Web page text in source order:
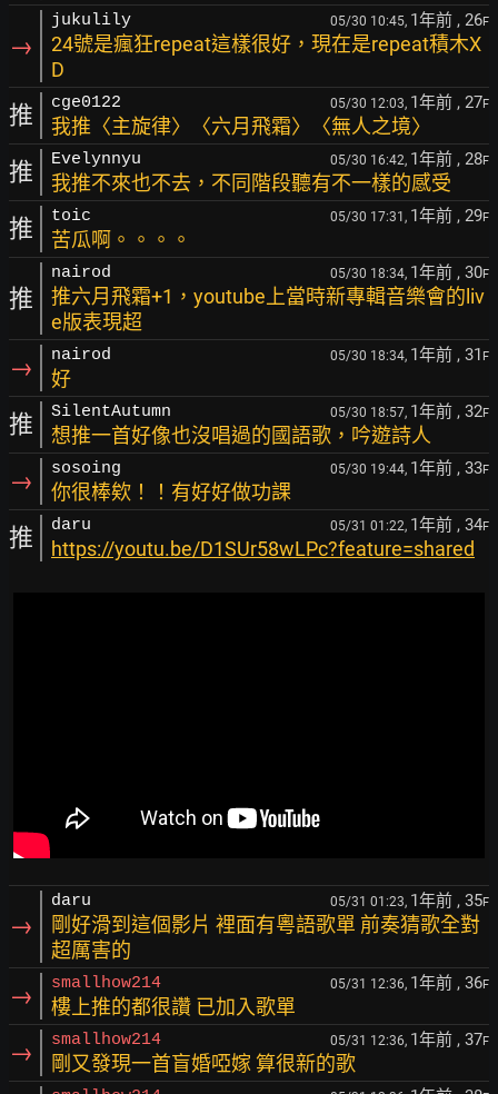
→
jukulily 05/30 10:45, 1年前 , 26F
24號是瘋狂repeat這樣很好，現在是repeat積木X
D
推 cge0122 05/30 12:03, 1年前 , 27F
我推〈主旋律〉〈六月飛霜〉〈無人之境〉
推 Evelynnyu 05/30 16:42, 1年前 , 28F
我推不來也不去，不同階段聽有不一樣的感受
推 toic 05/30 17:31, 1年前 , 29F
苦瓜啊。。。。
推
nairod 05/30 18:34, 1年前 , 30F
推六月飛霜+1，youtube上當時新專輯音樂會的liv
e版表現超
→ nairod 05/30 18:34, 1年前 , 31 F
好
推 SilentAutumn 05/30 18:57, 1年前 , 32F
想推一首好像也沒唱過的國語歌，吟遊詩人
→ sosoing 05/30 19:44, 1年前 , 33F
你很棒欸！！有好好做功課
推 daru 05/31 01:22, 1年前 , 34F
https://youtu.be/D1SUr58wLPc?feature=shared
→
daru 05/31 01:23, 1年前 , 35F
剛好滑到這個影片 裡面有粵語歌單 前奏猜歌全對
超厲害的
→ smallhow214 05/31 12:36, 1年前 , 36F
樓上推的都很讚 已加入歌單
→ smallhow214 05/31 12:36, 1年前 , 37F
剛又發現一首盲婚啞嫁 算很新的歌